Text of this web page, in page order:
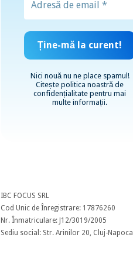
Nici nouă nu ne place spamul!
Citește politica noastră de
confidențialitate pentru mai
multe informații.
IBC FOCUS SRL
Cod Unic de Înregistrare: 17876260
Nr. Înmatriculare: J12/3019/2005
Sediu social: Str. Arinilor 20, Cluj-Napoca